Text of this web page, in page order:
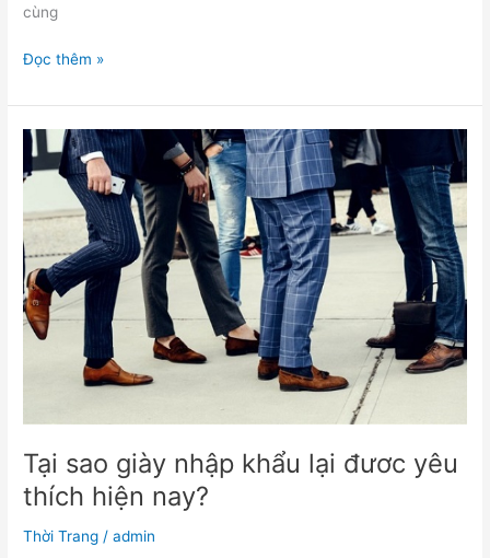
cùng
Đọc thêm »
Tại sao giày nhập khẩu lại đươc yêu
thích hiện nay?
Thời Trang /admin
Tại
giày
nhập
khẩu
lại
đươc
yêu
thích